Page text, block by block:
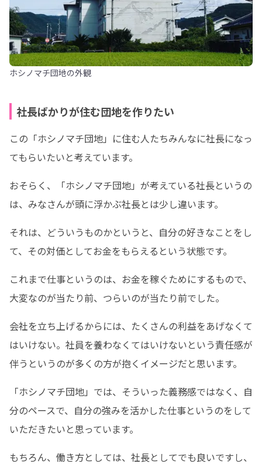
ホシノマチ団地の外観
社長ばかりが住む団地を作りたい
この「ホシノマチ団地」に住む人たちみんなに社長になっ
てもらいたいと考えています。
おそらく、「ホシノマチ団地」が考えている社長というの
は、みなさんが頭に浮かぶ社長とは少し違います。
それは、どういうものかというと、自分の好きなことをし
て、その対価としてお金をもらえるという状態です。
これまで仕事というのは、お金を稼ぐためにするもので、
大変なのが当たり前、つらいのが当たり前でした。
会社を立ち上げるからには、たくさんの利益をあげなくて
はいけない。社員を養わなくてはいけないという責任感が
伴うというのが多くの方が抱くイメージだと思います。
「ホシノマチ団地」では、そういった義務感ではなく、自
分のペースで、自分の強みを活かした仕事というのをして
いただきたいと思っています。
もちろん、働き方としては、社長としてでも良いですし、